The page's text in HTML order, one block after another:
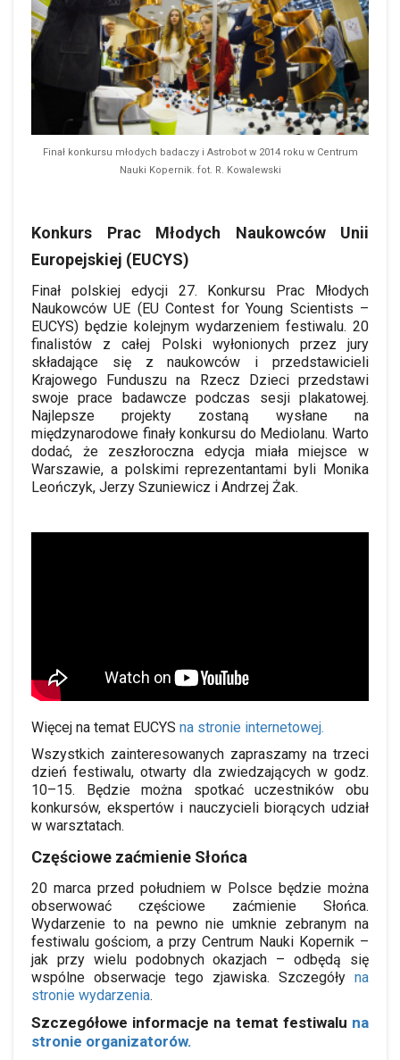
Finał konkursu młodych badaczy i Astrobot w 2014 roku w Centrum
Nauki Kopernik. fot. R. Kowalewski
Konkurs Prac Młodych Naukowców Unii
Europejskiej (EUCYS)
Finał polskiej edycji 27. Konkursu Prac Młodych
Naukowców UE (EU Contest for Young Scientists –
EUCYS) będzie kolejnym wydarzeniem festiwalu. 20
finalistów z całej Polski wyłonionych przez jury
składające się z naukowców i przedstawicieli
Krajowego Funduszu na Rzecz Dzieci przedstawi
swoje prace badawcze podczas sesji plakatowej.
Najlepsze projekty zostaną wysłane na
międzynarodowe finały konkursu do Mediolanu. Warto
dodać, że zeszłoroczna edycja miała miejsce w
Warszawie, a polskimi reprezentantami byli Monika
Leończyk, Jerzy Szuniewicz i Andrzej Żak.
Więcej na temat EUCYS na stronie internetowej.
Wszystkich zainteresowanych zapraszamy na trzeci
dzień festiwalu, otwarty dla zwiedzających w godz.
10–15. Będzie można spotkać uczestników obu
konkursów, ekspertów i nauczycieli biorących udział
w warsztatach.
Częściowe zaćmienie Słońca
20 marca przed południem w Polsce będzie można
obserwować częściowe zaćmienie Słońca.
Wydarzenie to na pewno nie umknie zebranym na
festiwalu gościom, a przy Centrum Nauki Kopernik –
jak przy wielu podobnych okazjach – odbędą się
wspólne obserwacje tego zjawiska. Szczegóły na
stronie wydarzenia.
Szczegółowe informacje na temat festiwalu na
stronie organizatorów.